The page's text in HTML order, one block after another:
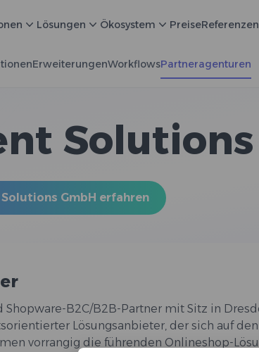
Lösungen Ökosystem PreiseReferenzen
ErweiterungenWorkflowsPartneragenturen
Solutions
GmbH erfahren
Shopware-B2C/B2B-Partner mit Sitz in
Lösungsanbieter, der sich auf
vorrangig die führenden Onlineshop-